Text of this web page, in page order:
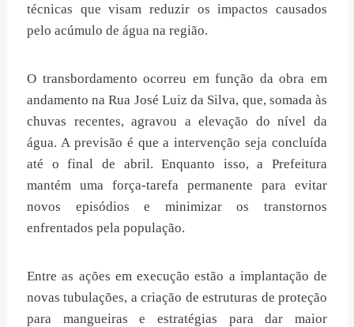
técnicas que visam reduzir os impactos causados
pelo acúmulo de água na região.
O transbordamento ocorreu em função da obra em
andamento na Rua José Luiz da Silva, que, somada às
chuvas recentes, agravou a elevação do nível da
água. A previsão é que a intervenção seja concluída
até o final de abril. Enquanto isso, a Prefeitura
mantém uma força-tarefa permanente para evitar
novos episódios e minimizar os transtornos
enfrentados pela população.
Entre as ações em execução estão a implantação de
novas tubulações, a criação de estruturas de proteção
para mangueiras e estratégias para dar maior